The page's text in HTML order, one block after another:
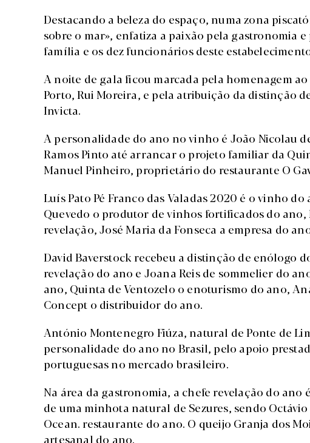
Destacando a beleza do espaço, numa zona
sobre o mar», enfatiza a paixão pela gastronomia
família e os dez funcionários deste
A noite de gala ficou marcada pela homenagem
Porto, Rui Moreira, e pela atribuição da distinção
Invicta.
A personalidade do ano no vinho é João Nicolau
Ramos Pinto até arrancar o projeto familiar da
Manuel Pinheiro, proprietário do restaurante O
Luís Pato Pé Franco das Valadas 2020 é o vinho
Quevedo o produtor de vinhos fortificados do
revelação, José Maria da Fonseca a empresa do
David Baverstock recebeu a distinção de enólogo
revelação do ano e Joana Reis de sommelier do
ano, Quinta de Ventozelo o enoturismo do ano,
Concept o distribuidor do ano.
António Montenegro Fiúza, natural de Ponte de
personalidade do ano no Brasil, pelo apoio
portuguesas no mercado brasileiro.
Na área da gastronomia, a chefe revelação do
de uma minhota natural de Sezures, sendo
Ocean. restaurante do ano. O queijo Granja dos
artesanal do ano.